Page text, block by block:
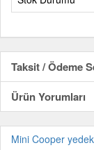
Taksit / Ödeme
Ürün Yorumları
Mini Cooper